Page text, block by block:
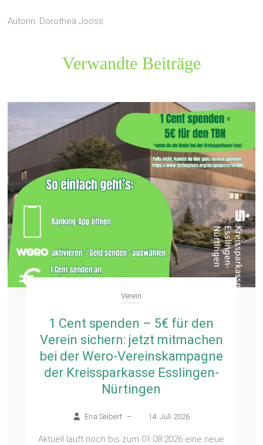
Autorin: Dorothea Jooss
Verwandte Beiträge
Verein
1 Cent spenden – 5€ für den
Verein sichern: jetzt mitmachen
bei der Wero-Vereinskampagne
der Kreissparkasse Esslingen-
Nürtingen
Ena Seibert – 14. Juli 2026
Aktuell läuft noch bis zum 01.08.2026 eine neue